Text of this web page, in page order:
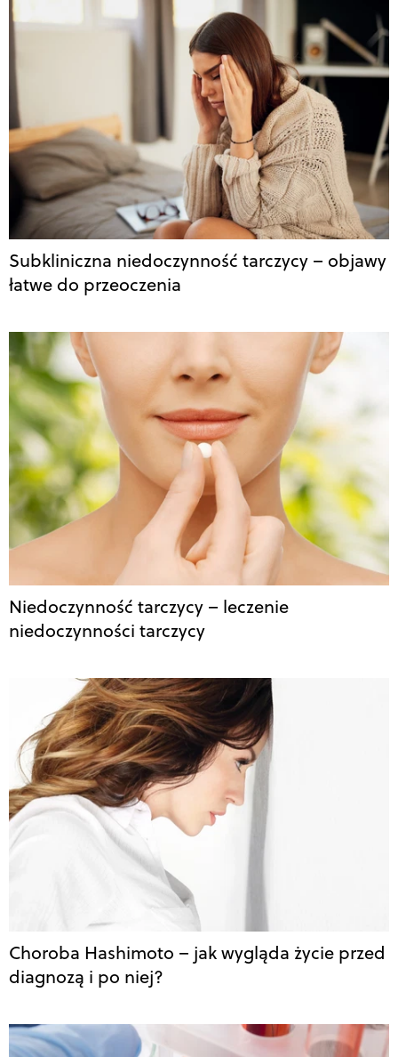
Subkliniczna niedoczynność tarczycy – objawy
łatwe do przeoczenia
Niedoczynność tarczycy – leczenie
niedoczynności tarczycy
Choroba Hashimoto – jak wygląda życie przed
diagnozą i po niej?